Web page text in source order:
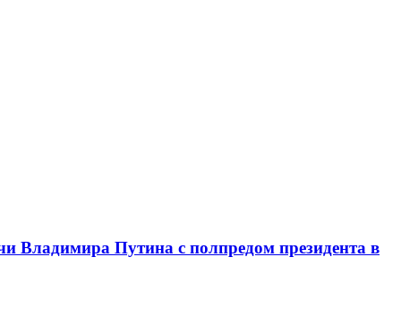
Владимира Путина с полпредом президента в